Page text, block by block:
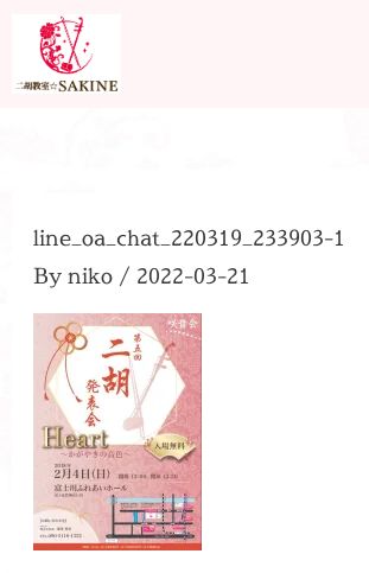
を
line_oa_chat_220319_233903-1
By niko / 2022-03-21